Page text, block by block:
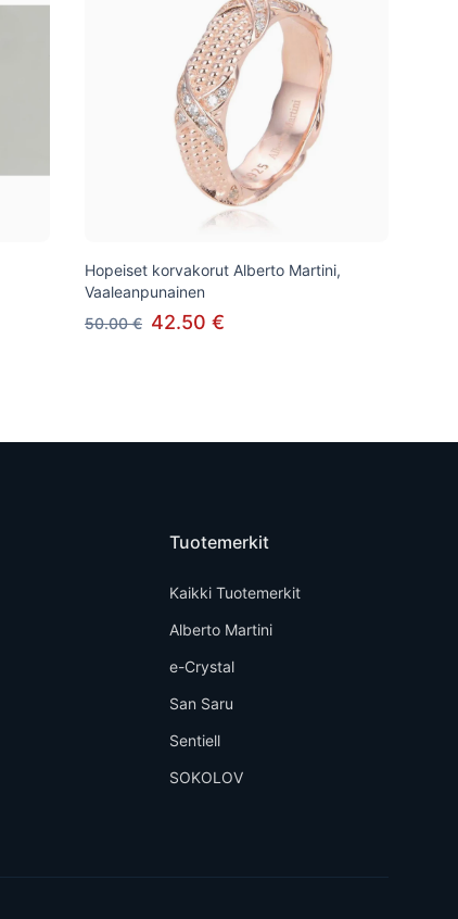
Hopeiset korvakorut Alberto Martini,
Vaaleanpunainen
50.00 € 42.50 €
Tuotemerkit
Kaikki Tuotemerkit
Alberto Martini
e-Crystal
San Saru
Sentiell
SOKOLOV